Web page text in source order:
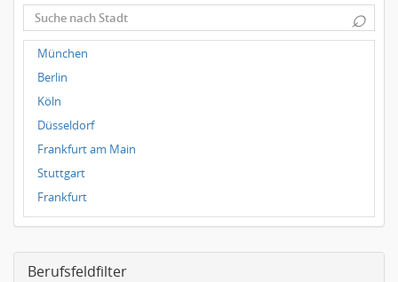
⌕
München
Berlin
Köln
Düsseldorf
Frankfurt am Main
Stuttgart
Frankfurt
Dresden
Leipzig
Berufsfeldfilter